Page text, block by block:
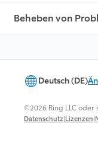
Beheben von
Deutsch (DE)
©2026 Ring LLC
Datenschutz|Lizenzen|